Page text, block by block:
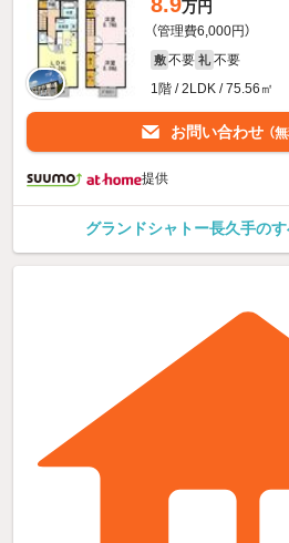
万円
（管理費6,000円）
敷 不要 礼 不要
1階 / 2LDK / 75.56㎡
お問い合わせ （
提供
グランドシャトー長久手の